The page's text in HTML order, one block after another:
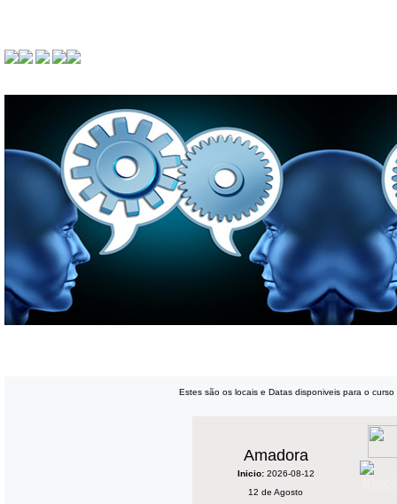
Estes são os locais e Datas disponiveis para o
Amadora
Inicio: 2026-08-12
12 de Agosto